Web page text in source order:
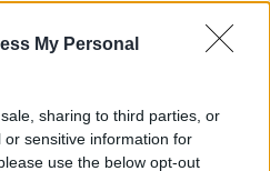
My Personal
sharing to third parties, or
sensitive information for
use the below opt-out